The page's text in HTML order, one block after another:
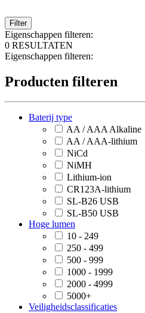
Filter
Eigenschappen filteren:
0 RESULTATEN
Eigenschappen filteren:
Producten filteren
Baterij type
AA / AAA Alkaline
AA / AAA-lithium
NiCd
NiMH
Lithium-ion
CR123A-lithium
SL-B26 USB
SL-B50 USB
Hoge lumen
10 - 249
250 - 499
500 - 999
1000 - 1999
2000 - 4999
5000+
Veiligheidsclassificaties